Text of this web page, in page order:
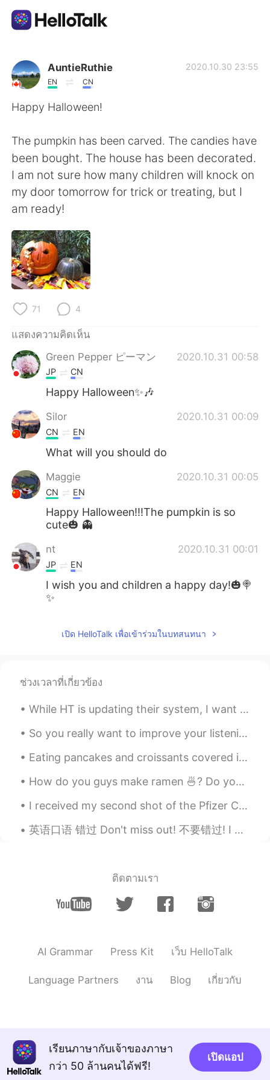
แอปแลกเปลี่ยนทางภาษา
AI Grammar Checker
English 简体中文
繁體中文
العربية
Deutsch
한국어
Indonesia
Türkçe Tiếng Việt
Português
AuntieRuthie
EN CN
2020.10.30 23:55
Happy Halloween!
The pumpkin has been carved. The candies have
been bought. The house has been decorated.
I am not sure how many children will knock on
my door tomorrow for trick or treating, but I
am ready!
71 4
แสดงความคิดเห็น
Green Pepper ピーマン
2020.10.31 00:58
JP CN
Happy Halloween✨🎶
Silor 2020.10.31 00:09
CN EN
What will you should do
Maggie 2020.10.31 00:05
CN EN
Happy Halloween!!!The pumpkin is so
cute🎃 👻
nt 2020.10.31 00:01
JP EN
I wish you and children a happy day!🎃🍭
✨
เปิด HelloTalk เพื่อเข้าร่วมในบทสนทนา
ช่วงเวลาที่เกี่ยวข้อง
While HT is updating their system, I want to ask: What is your favorite English lesson that I've...
So you really want to improve your listening in English or another language? Here is an intensive...
Eating pancakes and croissants covered in chocolate and fruits would make my day rn~ I should m...
How do you guys make ramen 🍜? Do you put the noodles in before the water boils or after? Do you p...
I received my second shot of the Pfizer COVID-19 vaccine today, and am now fully vaccinated! It’s...
英语口语 错过 Don't miss out! 不要错过! I don't want you to miss out. 我不要你错过 You are missing out. 你错过了 Th...
ติดตามเรา
AI Grammar Press Kit เว็บ HelloTalk
Language Partners งาน Blog เกี่ยวกับ
เรียนภาษากับเจ้าของภาษา
กว่า 50 ล้านคนได้ฟรี!
เปิดแอป